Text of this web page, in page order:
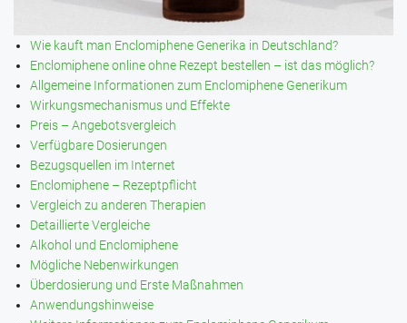
Wie kauft man Enclomiphene Generika in Deutschland?
Enclomiphene online ohne Rezept bestellen – ist das möglich?
Allgemeine Informationen zum Enclomiphene Generikum
Wirkungsmechanismus und Effekte
Preis – Angebotsvergleich
Verfügbare Dosierungen
Bezugsquellen im Internet
Enclomiphene – Rezeptpflicht
Vergleich zu anderen Therapien
Detaillierte Vergleiche
Alkohol und Enclomiphene
Mögliche Nebenwirkungen
Überdosierung und Erste Maßnahmen
Anwendungshinweise